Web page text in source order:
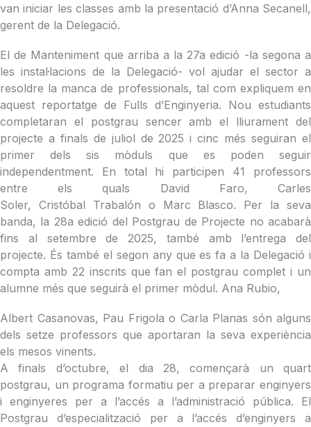
van iniciar les classes amb la presentació d’Anna Secanell,
gerent de la Delegació.
El de Manteniment que arriba a la 27a edició -la segona a
les instal·lacions de la Delegació- vol ajudar el sector a
resoldre la manca de professionals, tal com expliquem en
aquest reportatge de Fulls d’Enginyeria. Nou estudiants
completaran el postgrau sencer amb el lliurament del
projecte a finals de juliol de 2025 i cinc més seguiran el
primer dels sis mòduls que es poden seguir
independentment. En total hi participen 41 professors
entre els quals David Faro, Carles
Soler, Cristóbal Trabalón o Marc Blasco. Per la seva
banda, la 28a edició del Postgrau de Projecte no acabarà
fins al setembre de 2025, també amb l’entrega del
projecte. És també el segon any que es fa a la Delegació i
compta amb 22 inscrits que fan el postgrau complet i un
alumne més que seguirà el primer mòdul. Ana Rubio,
Albert Casanovas, Pau Frigola o Carla Planas són alguns
dels setze professors que aportaran la seva experiència
els mesos vinents.
A finals d’octubre, el dia 28, començarà un quart
postgrau, un programa formatiu per a preparar enginyers
i enginyeres per a l’accés a l’administració pública. El
Postgrau d’especialització per a l’accés d’enginyers a